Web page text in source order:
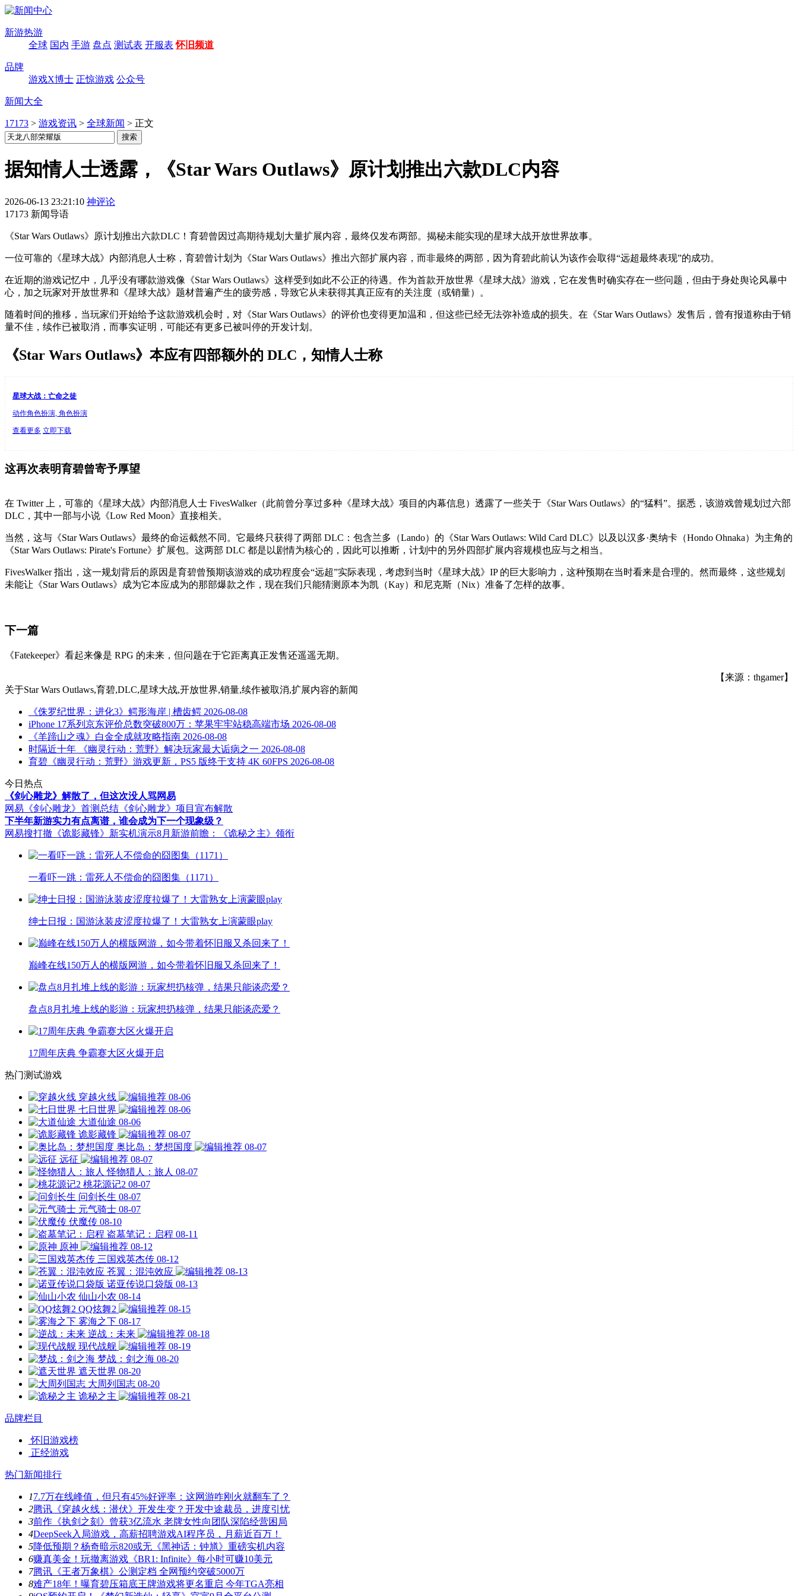
新游热游
全球 国内 手游 盘点 测试表 开服表 怀旧频道
品牌
游戏X博士 正惊游戏 公众号
新闻大全
17173 > 游戏资讯 > 全球新闻 > 正文
据知情人士透露，《Star Wars Outlaws》原计划推出六款DLC内容
2026-06-13 23:21:10 神评论
17173 新闻导语
《Star Wars Outlaws》原计划推出六款DLC！育碧曾因过高期待规划大量扩展内容，最终仅发布两部。揭秘未能实现的星球大战开放世界故事。
一位可靠的《星球大战》内部消息人士称，育碧曾计划为《Star Wars Outlaws》推出六部扩展内容，而非最终的两部，因为育碧此前认为该作会取得“远超最终表现”的成功。
在近期的游戏记忆中，几乎没有哪款游戏像《Star Wars Outlaws》这样受到如此不公正的待遇。作为首款开放世界《星球大战》游戏，它在发售时确实存在一些问题，但由于身处舆论风暴中
心，加之玩家对开放世界和《星球大战》题材普遍产生的疲劳感，导致它从未获得其真正应有的关注度（或销量）。
随着时间的推移，当玩家们开始给予这款游戏机会时，对《Star Wars Outlaws》的评价也变得更加温和，但这些已经无法弥补造成的损失。在《Star Wars Outlaws》发售后，曾有报道称由于销
量不佳，续作已被取消，而事实证明，可能还有更多已被叫停的开发计划。
《Star Wars Outlaws》本应有四部额外的 DLC，知情人士称
星球大战：亡命之徒
动作角色扮演, 角色扮演
查看更多 立即下载
这再次表明育碧曾寄予厚望
在 Twitter 上，可靠的《星球大战》内部消息人士 FivesWalker（此前曾分享过多种《星球大战》项目的内幕信息）透露了一些关于《Star Wars Outlaws》的“猛料”。据悉，该游戏曾规划过六部
DLC，其中一部与小说《Low Red Moon》直接相关。
当然，这与《Star Wars Outlaws》最终的命运截然不同。它最终只获得了两部 DLC：包含兰多（Lando）的《Star Wars Outlaws: Wild Card DLC》以及以汉多·奥纳卡（Hondo Ohnaka）为主角的
《Star Wars Outlaws: Pirate's Fortune》扩展包。这两部 DLC 都是以剧情为核心的，因此可以推断，计划中的另外四部扩展内容规模也应与之相当。
FivesWalker 指出，这一规划背后的原因是育碧曾预期该游戏的成功程度会“远超”实际表现，考虑到当时《星球大战》IP 的巨大影响力，这种预期在当时看来是合理的。然而最终，这些规划
未能让《Star Wars Outlaws》成为它本应成为的那部爆款之作，现在我们只能猜测原本为凯（Kay）和尼克斯（Nix）准备了怎样的故事。
下一篇
《Fatekeeper》看起来像是 RPG 的未来，但问题在于它距离真正发售还遥遥无期。
【来源：thgamer】
关于Star Wars Outlaws,育碧,DLC,星球大战,开放世界,销量,续作被取消,扩展内容的新闻
《侏罗纪世界：进化3》鳄形海岸 | 槽齿鳄 2026-08-08
iPhone 17系列京东评价总数突破800万：苹果牢牢站稳高端市场 2026-08-08
《羊蹄山之魂》白金全成就攻略指南 2026-08-08
时隔近十年 《幽灵行动：荒野》解决玩家最大诟病之一 2026-08-08
育碧《幽灵行动：荒野》游戏更新，PS5 版终于支持 4K 60FPS 2026-08-08
今日热点
《剑心雕龙》解散了，但这次没人骂网易
网易《剑心雕龙》首测总结 《剑心雕龙》项目宣布解散
下半年新游实力有点离谱，谁会成为下一个现象级？
网易搜打撤《诡影藏锋》新实机演示8月新游前瞻：《诡秘之主》领衔
一看吓一跳：雷死人不偿命的囧图集（1171）
绅士日报：国游泳装皮涩度拉爆了！大雷熟女上演蒙眼play
巅峰在线150万人的横版网游，如今带着怀旧服又杀回来了！
盘点8月扎堆上线的影游：玩家想扔核弹，结果只能谈恋爱？
17周年庆典 争霸赛大区火爆开启
热门测试游戏
穿越火线
08-06
七日世界
08-06
大道仙途 08-06
诡影藏锋
08-07
奥比岛：梦想国度
08-07
远征
08-07
怪物猎人：旅人 08-07
桃花源记2 08-07
问剑长生 08-07
元气骑士 08-07
伏魔传 08-10
盗墓笔记：启程 08-11
原神
08-12
三国戏英杰传 08-12
苍翼：混沌效应
08-13
诺亚传说口袋版 08-13
仙山小农 08-14
QQ炫舞2
08-15
雾海之下 08-17
逆战：未来
08-18
现代战舰
08-19
梦战：剑之海 08-20
遮天世界 08-20
大周列国志 08-20
诡秘之主
08-21
品牌栏目
怀旧游戏榜
正经游戏
热门新闻排行
17.7万在线峰值，但只有45%好评率：这网游咋刚火就翻车了？
2腾讯《穿越火线：潜伏》开发生变？开发中途裁员，进度引忧
3前作《执剑之刻》曾获3亿流水 老牌女性向团队深陷经营困局
4DeepSeek入局游戏，高薪招聘游戏AI程序员，月薪近百万！
5降低预期？杨奇暗示820或无《黑神话：钟馗》重磅实机内容
6赚真美金！玩撤离游戏《BR1: Infinite》每小时可赚10美元
7腾讯《王者万象棋》公测定档 全网预约突破5000万
8难产18年！曝育碧压箱底王牌游戏将更名重启 今年TGA亮相